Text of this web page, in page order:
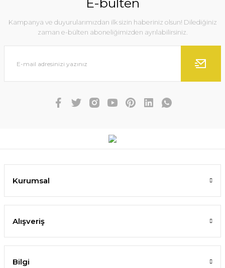
E-bülten
Kampanya ve duyurularımızdan ilk sizin haberiniz olsun! Dilediğiniz
zaman e-bülten aboneliğimizden ayrılabilirsiniz.
Kurumsal
Alışveriş
Bilgi